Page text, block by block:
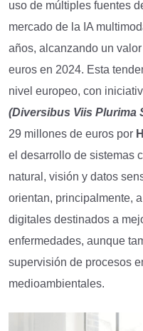
uso de múltiples fuentes
mercado de la IA
años, alcanzando un
euros en 2024. Esta
nivel europeo, con
(Diversibus Viis Plurima
29 millones de euros por
el desarrollo de sistemas
natural, visión y datos
orientan, principalmente,
digitales destinados a
enfermedades, aunque
supervisión de procesos
medioambientales.